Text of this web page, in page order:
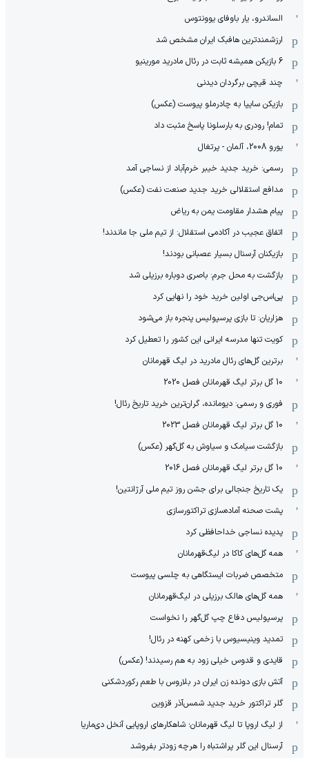
الساندرو، یار باوفای یوونتوس
ارزشمندترین هافبک ایران مشخص شد
6 بازیکن همیشه ثابت در رئال مادرید مورینیو
چند قیچی برگردان دیدنی
بازیکن سایپا به چادرملو پیوست (عکس)
تمام! رودری به بارسلونا پاسخ مثبت داد
یورو 2008، آلمان - پرتغال
رسمی: خرید جدید خیبر خرم‌آباد از نساجی آمد
مدافع استقلالی خرید جدید صنعت نفت (عکس)
پیام هشدار مقاومت یمن به ریاض
اتفاق عجیب در آکادمی استقلال: از تیم ملی جا ماندند!
بازیکنان آرسنال بسیار عصبانی بودند!
بازگشت به محل جرم: باصری دوباره برزیلی شد
پی‌اس‌جی اولین خرید خود را نهایی کرد
هزاریان: تا بازی پرسپولیس پنجره باز می‌شود
کویت تنها مدرسه ایرانی این کشور را تعطیل کرد
برترین گل‌های رئال مادرید در لیگ قهرمانان
10 گل برتر لیگ قهرمانان فصل 2020
فوری و رسمی: دیومانده، گران‌ترین خرید تاریخ رئال!
10 گل برتر لیگ قهرمانان فصل 2023
بازگشت سیامک و سیاوش به گل‌گهر (عکس)
10 گل برتر لیگ قهرمانان فصل 2016
یک تاریخ جنجالی برای جشن روز تیم ملی آرژانتین!
پشت صحنه آماده‌سازی تراکتورسازی
پدیده نساجی خداحافظی کرد
همه گل‌های کاکا در لیگ‌قهرمانان
متخصص ضربات ایستگاهی به چلسی پیوست
همه گل‌های هالک برزیلی در لیگ‌قهرمانان
پرسپولیس دفاع چپ گل‌گهر را نخواست
تمدید وینیسیوس با زخمی کهنه در رئال!
قایدی و قدوس خیلی زود به هم رسیدند! (عکس)
آتش بازی دونده زن ایران در بلاروس با طعم رکوردشکنی
گلر تراکتور خرید جدید شمس‌آذر قزوین
از لیگ اروپا تا لیگ قهرمانان؛ شاهکارهای اروپایی آنخل دی‌ماریا
آرسنال این گلر پراشتباه را هرچه زودتر بفروشد